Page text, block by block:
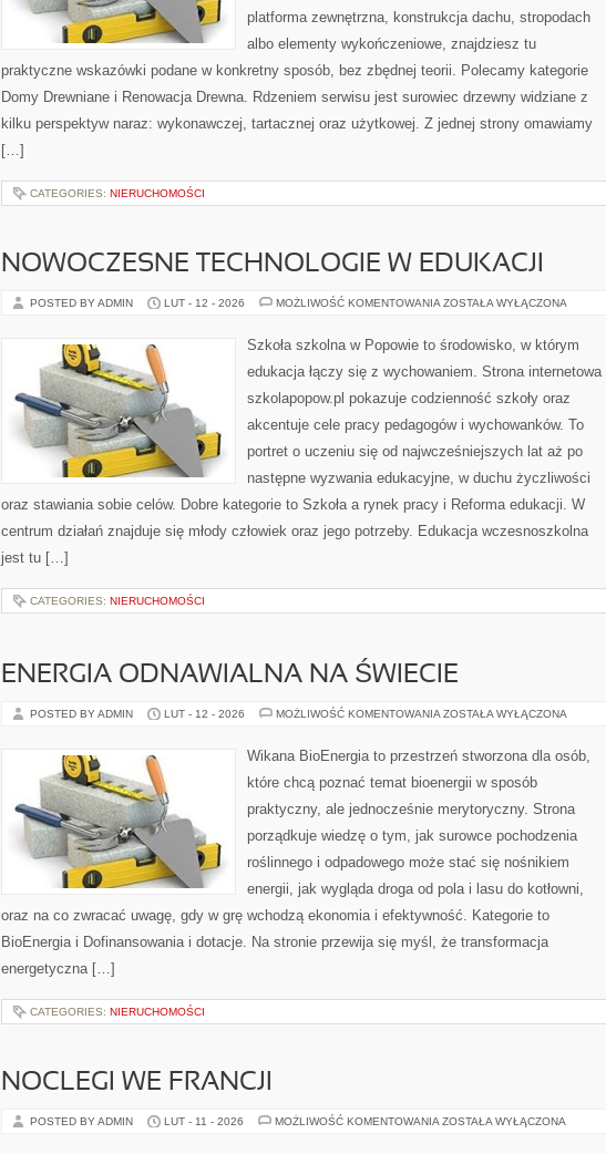
platforma zewnętrzna, konstrukcja dachu, stropodach
albo elementy wykończeniowe, znajdziesz tu
praktyczne wskazówki podane w konkretny sposób, bez zbędnej teorii. Polecamy kategorie
Domy Drewniane i Renowacja Drewna. Rdzeniem serwisu jest surowiec drzewny widziane z
kilku perspektyw naraz: wykonawczej, tartacznej oraz użytkowej. Z jednej strony omawiamy
[…]
CATEGORIES: NIERUCHOMOŚCI
NOWOCZESNE TECHNOLOGIE W EDUKACJI
POSTED BY ADMIN LUT - 12 - 2026 MOŻLIWOŚĆ KOMENTOWANIA NOWOCZESNE
EDUKACJI
ZOSTAŁA WYŁĄCZONA
Szkoła szkolna w Popowie to środowisko, w którym
edukacja łączy się z wychowaniem. Strona internetowa
szkolapopow.pl pokazuje codzienność szkoły oraz
akcentuje cele pracy pedagogów i wychowanków. To
portret o uczeniu się od najwcześniejszych lat aż po
następne wyzwania edukacyjne, w duchu życzliwości
oraz stawiania sobie celów. Dobre kategorie to Szkoła a rynek pracy i Reforma edukacji. W
centrum działań znajduje się młody człowiek oraz jego potrzeby. Edukacja wczesnoszkolna
jest tu […]
CATEGORIES: NIERUCHOMOŚCI
ENERGIA ODNAWIALNA NA ŚWIECIE
POSTED BY ADMIN LUT - 12 - 2026 MOŻLIWOŚĆ KOMENTOWANIA ENERGIA
ŚWIECIE
ZOSTAŁA WYŁĄCZONA
Wikana BioEnergia to przestrzeń stworzona dla osób,
które chcą poznać temat bioenergii w sposób
praktyczny, ale jednocześnie merytoryczny. Strona
porządkuje wiedzę o tym, jak surowce pochodzenia
roślinnego i odpadowego może stać się nośnikiem
energii, jak wygląda droga od pola i lasu do kotłowni,
oraz na co zwracać uwagę, gdy w grę wchodzą ekonomia i efektywność. Kategorie to
BioEnergia i Dofinansowania i dotacje. Na stronie przewija się myśl, że transformacja
energetyczna […]
CATEGORIES: NIERUCHOMOŚCI
NOCLEGI WE FRANCJI
POSTED BY ADMIN LUT - 11 - 2026 MOŻLIWOŚĆ KOMENTOWANIA NOCLEGI
ZOSTAŁA WYŁĄCZONA